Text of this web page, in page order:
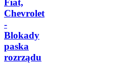
Chevrolet
-
Blokady
paska
rozrządu